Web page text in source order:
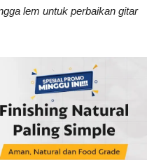
lem untuk perbaikan gitar